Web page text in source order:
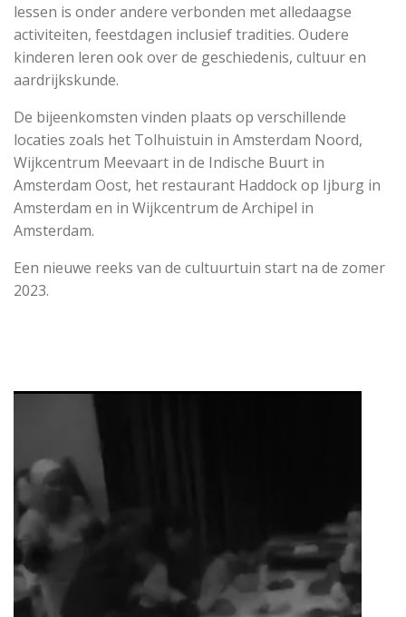
lessen is onder andere verbonden met alledaagse
activiteiten, feestdagen inclusief tradities. Oudere
kinderen leren ook over de geschiedenis, cultuur en
aardrijkskunde.
De bijeenkomsten vinden plaats op verschillende
locaties zoals het Tolhuistuin in Amsterdam Noord,
Wijkcentrum Meevaart in de Indische Buurt in
Amsterdam Oost, het restaurant Haddock op Ijburg in
Amsterdam en in Wijkcentrum de Archipel in
Amsterdam.
Een nieuwe reeks van de cultuurtuin start na de zomer
2023.